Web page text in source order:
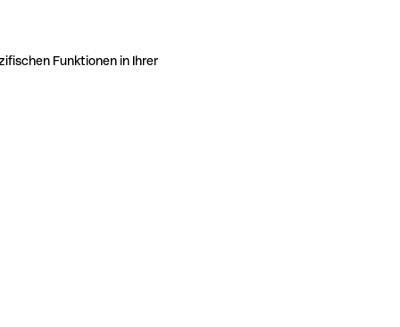
Funktionen in Ihrer